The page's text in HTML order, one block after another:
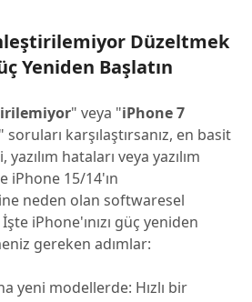
Düzeltmek
Yeniden Başlatın
" veya "iPhone 7
" soruları karşılaştırsanız, en basit
hataları veya yazılım
iPhone 15/14'ın
neden olan softwaresel
iPhone'ınızı güç yeniden
gereken adımlar:
yeni modellerde: Hızlı bir